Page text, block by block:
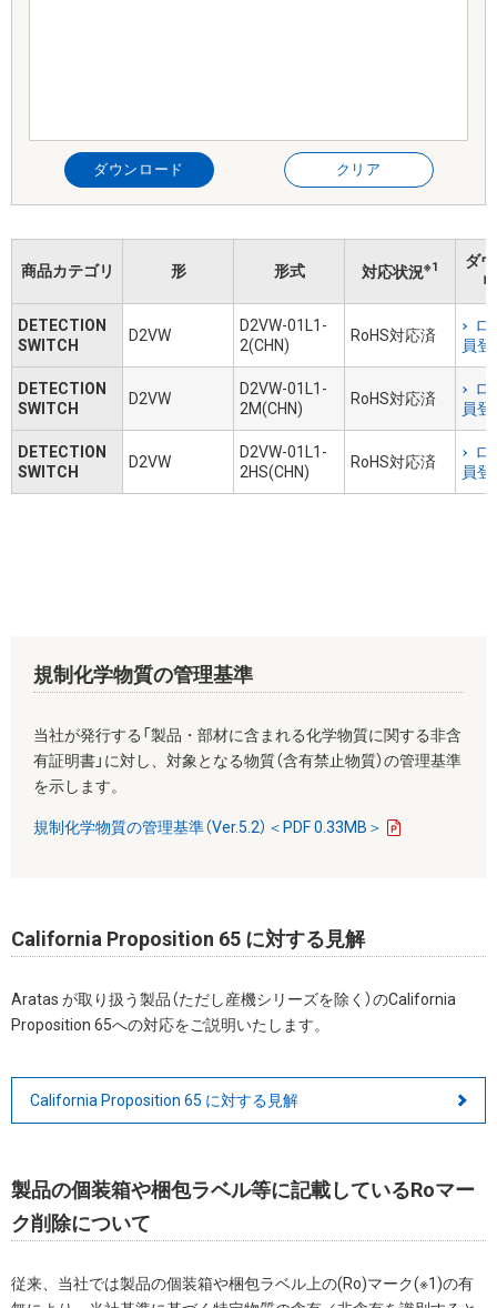
ダウンロード クリア
商品カテゴリ 形 形式 対応状況※1
ダ
DETECTION
SWITCH
D2VW
D2VW-01L1-
2(CHN)
RoHS対応済
ロ
員登
DETECTION
SWITCH
D2VW
D2VW-01L1-
2M(CHN)
RoHS対応済
ロ
員登
DETECTION
SWITCH
D2VW
D2VW-01L1-
2HS(CHN)
RoHS対応済
ロ
員登
規制化学物質の管理基準
当社が発行する「製品・部材に含まれる化学物質に関する非含
有証明書」に対し、対象となる物質（含有禁止物質）の管理基準
を示します。
規制化学物質の管理基準（Ver.5.2）＜PDF 0.33MB＞
California Proposition 65 に対する見解
Aratas が取り扱う製品（ただし産機シリーズを除く）のCalifornia
Proposition 65への対応をご説明いたします。
California Proposition 65 に対する見解
製品の個装箱や梱包ラベル等に記載しているRoマー
ク削除について
従来、当社では製品の個装箱や梱包ラベル上の(Ro)マーク(※1)の有